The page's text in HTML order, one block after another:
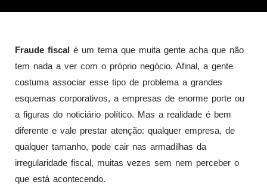
Fraude fiscal é um tema que muita gente acha que não
tem nada a ver com o próprio negócio. Afinal, a gente
costuma associar esse tipo de problema a grandes
esquemas corporativos, a empresas de enorme porte ou
a figuras do noticiário político. Mas a realidade é bem
diferente e vale prestar atenção: qualquer empresa, de
qualquer tamanho, pode cair nas armadilhas da
irregularidade fiscal, muitas vezes sem nem perceber o
que está acontecendo.